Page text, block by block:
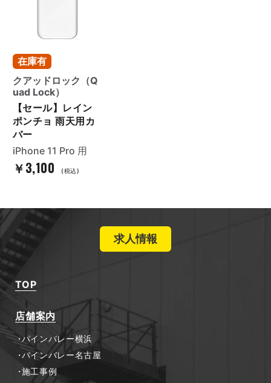
在庫有
クアッドロック（Q
uad Lock）
【セール】レイン
ポンチョ 雨天用カ
バー
iPhone 11 Pro 用
￥3,100 (税込)
求人情報
TOP
店舗案内
パインバレー横浜
パインバレー名古屋
施工事例